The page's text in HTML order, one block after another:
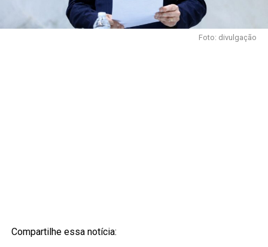
Foto: divulgação
Compartilhe essa notícia: